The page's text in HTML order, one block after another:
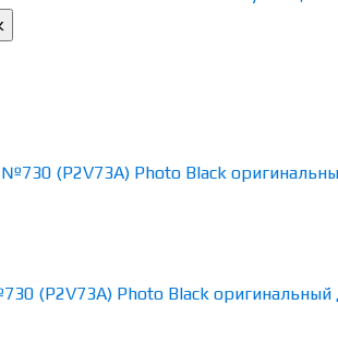
(P2V73A) Photo Black оригинальный